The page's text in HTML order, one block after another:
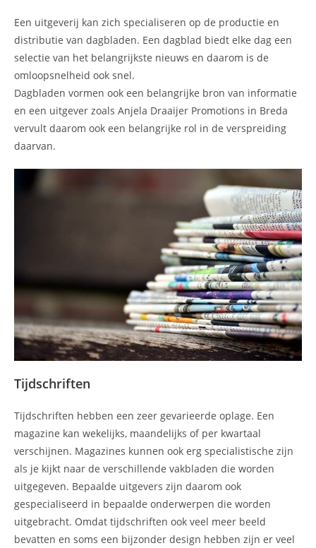
Een uitgeverij kan zich specialiseren op de productie en
distributie van dagbladen. Een dagblad biedt elke dag een
selectie van het belangrijkste nieuws en daarom is de
omloopsnelheid ook snel.
Dagbladen vormen ook een belangrijke bron van informatie
en een uitgever zoals Anjela Draaijer Promotions in Breda
vervult daarom ook een belangrijke rol in de verspreiding
daarvan.
Tijdschriften
Tijdschriften hebben een zeer gevarieerde oplage. Een
magazine kan wekelijks, maandelijks of per kwartaal
verschijnen. Magazines kunnen ook erg specialistische zijn
als je kijkt naar de verschillende vakbladen die worden
uitgegeven. Bepaalde uitgevers zijn daarom ook
gespecialiseerd in bepaalde onderwerpen die worden
uitgebracht. Omdat tijdschriften ook veel meer beeld
bevatten en soms een bijzonder design hebben zijn er veel